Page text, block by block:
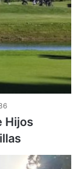
Hijos